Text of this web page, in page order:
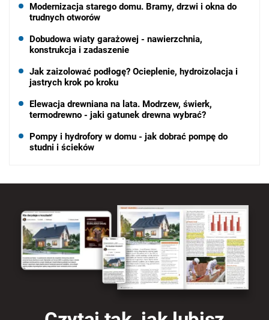
Modernizacja starego domu. Bramy, drzwi i okna do
trudnych otworów
Dobudowa wiaty garażowej - nawierzchnia,
konstrukcja i zadaszenie
Jak zaizolować podłogę? Ocieplenie, hydroizolacja i
jastrych krok po kroku
Elewacja drewniana na lata. Modrzew, świerk,
termodrewno - jaki gatunek drewna wybrać?
Pompy i hydrofory w domu - jak dobrać pompę do
studni i ścieków